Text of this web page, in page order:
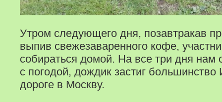
Утром следующего дня, позавтракав
выпив свежезаваренного кофе,
собираться домой. На все три дня нам
с погодой, дождик застиг
дороге в Москву.